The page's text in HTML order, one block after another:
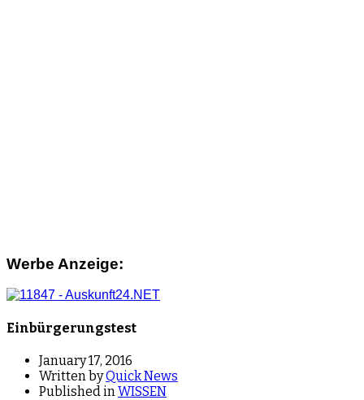
Werbe Anzeige:
Einbürgerungstest
January 17, 2016
Written byQuick News
Published inWISSEN